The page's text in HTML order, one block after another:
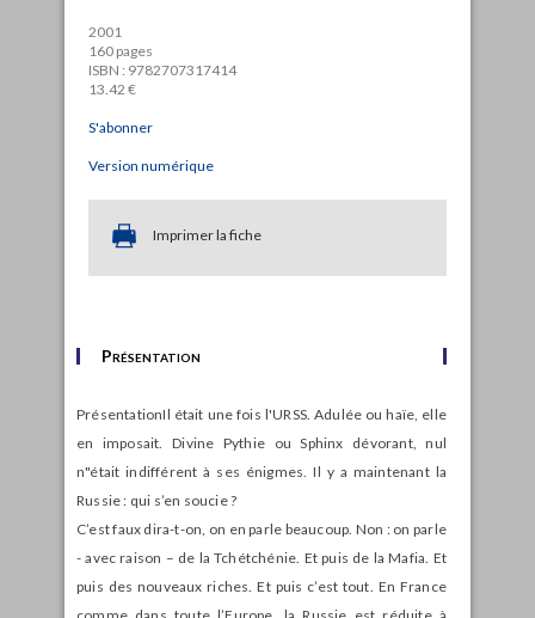
2001
160 pages
ISBN : 9782707317414
13.42 €
S'abonner
Version numérique
Imprimer la fiche
Présentation
PrésentationIl était une fois l'URSS. Adulée ou haïe, elle
en imposait. Divine Pythie ou Sphinx dévorant, nul
n"était indifférent à ses énigmes. Il y a maintenant la
Russie : qui s’en soucie ?
C’est faux dira-t-on, on en parle beaucoup. Non : on parle
- avec raison – de la Tchétchénie. Et puis de la Mafia. Et
puis des nouveaux riches. Et puis c’est tout. En France